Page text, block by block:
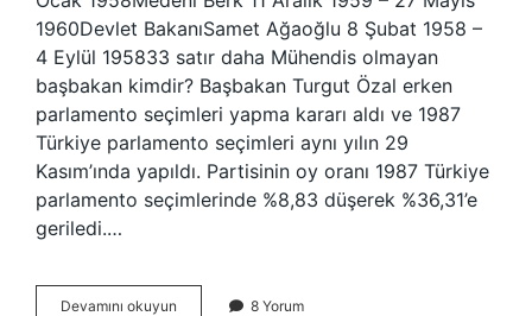
1960Devlet BakanıSamet Ağaoğlu 8 Şubat 1958 –
4 Eylül 195833 satır daha Mühendis olmayan
başbakan kimdir? Başbakan Turgut Özal erken
parlamento seçimleri yapma kararı aldı ve 1987
Türkiye parlamento seçimleri aynı yılın 29
Kasım’ında yapıldı. Partisinin oy oranı 1987 Türkiye
parlamento seçimlerinde %8,83 düşerek %36,31’e
geriledi.…
Devamını okuyun 8 Yorum